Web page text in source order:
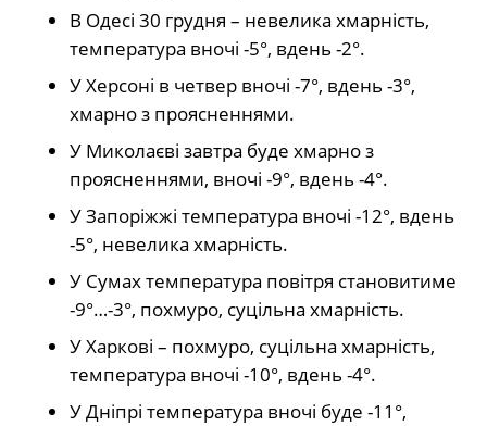
В Одесі 30 грудня – невелика хмарність,
температура вночі -5°, вдень -2°.
У Херсоні в четвер вночі -7°, вдень -3°,
хмарно з проясненнями.
У Миколаєві завтра буде хмарно з
проясненнями, вночі -9°, вдень -4°.
У Запоріжжі температура вночі -12°, вдень
-5°, невелика хмарність.
У Сумах температура повітря становитиме
-9°…-3°, похмуро, суцільна хмарність.
У Харкові – похмуро, суцільна хмарність,
температура вночі -10°, вдень -4°.
У Дніпрі температура вночі буде -11°,